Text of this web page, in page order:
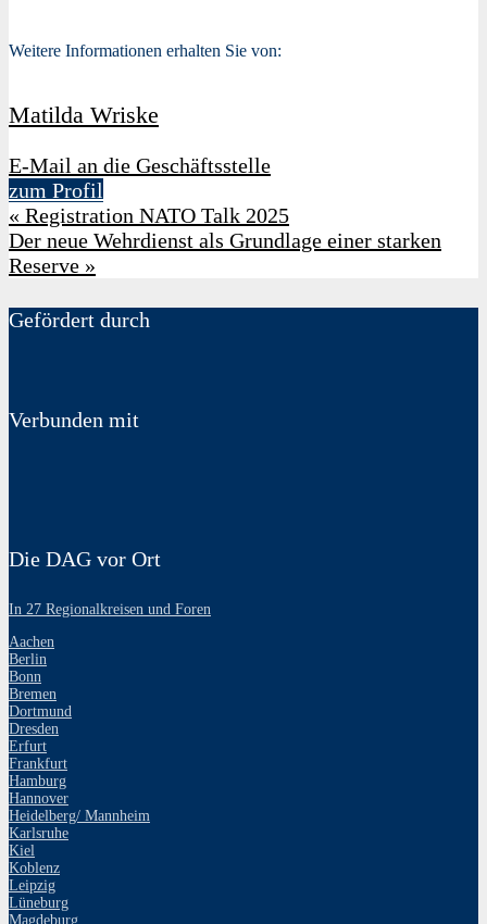
Weitere Informationen erhalten Sie von:
Matilda Wriske
E-Mail an die Geschäftsstelle
zum Profil
« Registration NATO Talk 2025
Der neue Wehrdienst als Grundlage einer starken
Reserve »
Gefördert durch
Verbunden mit
Die DAG vor Ort
In 27 Regionalkreisen und Foren
Aachen
Berlin
Bonn
Bremen
Dortmund
Dresden
Erfurt
Frankfurt
Hamburg
Hannover
Heidelberg/ Mannheim
Karlsruhe
Kiel
Koblenz
Leipzig
Lüneburg
Magdeburg